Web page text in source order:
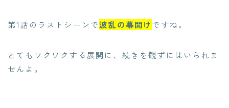
第1話のラストシーンで波乱の幕開けですね。
とてもワクワクする展開に、続きを観ずにはいられま
せんよ。